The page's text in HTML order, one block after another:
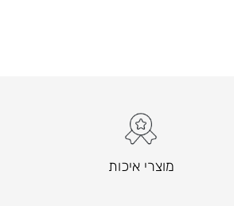
מוצרי איכות